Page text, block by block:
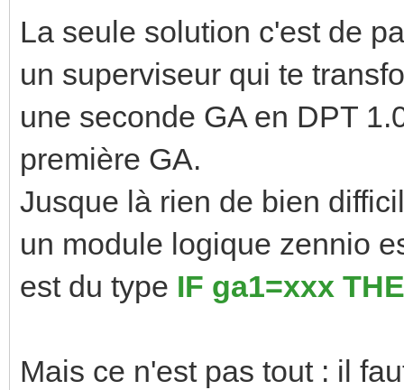
La seule solution c'est de
un superviseur qui te
une seconde GA en DPT
première GA.
Jusque là rien de bien
un module logique zennio
est du type IF ga1=xxx
Mais ce n'est pas tout : il